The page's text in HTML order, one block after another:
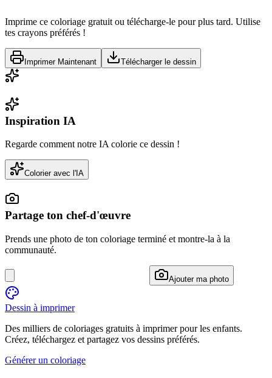
Imprime ce coloriage gratuit ou télécharge-le pour plus tard. Utilise
tes crayons préférés !
Imprimer Maintenant Télécharger le dessin
Inspiration IA
Regarde comment notre IA colorie ce dessin !
Colorier avec l'IA
Partage ton chef-d'œuvre
Prends une photo de ton coloriage terminé et montre-la à la
communauté.
Ajouter ma photo
Dessin à imprimer
Des milliers de coloriages gratuits à imprimer pour les enfants.
Créez, téléchargez et partagez vos dessins préférés.
Générer un coloriage